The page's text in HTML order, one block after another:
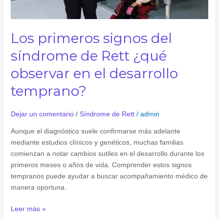
Los primeros signos del
síndrome de Rett ¿qué
observar en el desarrollo
temprano?
Dejar un comentario / Síndrome de Rett/ admin
Aunque el diagnóstico suele confirmarse más adelante
mediante estudios clínicos y genéticos, muchas familias
comienzan a notar cambios sutiles en el desarrollo durante los
primeros meses o años de vida. Comprender estos signos
tempranos puede ayudar a buscar acompañamiento médico de
manera oportuna.
observar
desarrollo
temprano?
Leer más »